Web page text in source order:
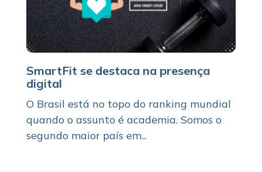
SmartFit se destaca na presença
digital
O Brasil está no topo do ranking mundial
quando o assunto é academia. Somos o
segundo maior país em...